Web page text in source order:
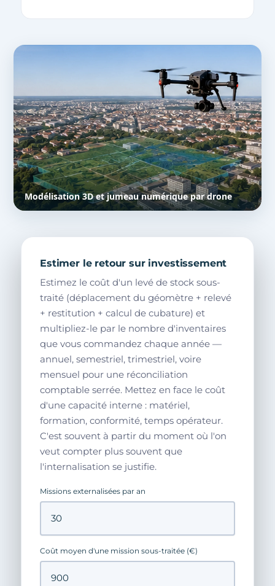
Modélisation 3D et jumeau numérique par drone
Estimer le retour sur investissement
Estimez le coût d'un levé de stock sous-
traité (déplacement du géomètre + relevé
+ restitution + calcul de cubature) et
multipliez-le par le nombre d'inventaires
que vous commandez chaque année —
annuel, semestriel, trimestriel, voire
mensuel pour une réconciliation
comptable serrée. Mettez en face le coût
d'une capacité interne : matériel,
formation, conformité, temps opérateur.
C'est souvent à partir du moment où l'on
veut compter plus souvent que
l'internalisation se justifie.
Missions externalisées par an
Coût moyen d'une mission sous-traitée (€)